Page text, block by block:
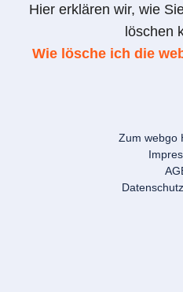
Hier erklären wir, wie
löschen
Wie lösche ich die
Zum webgo